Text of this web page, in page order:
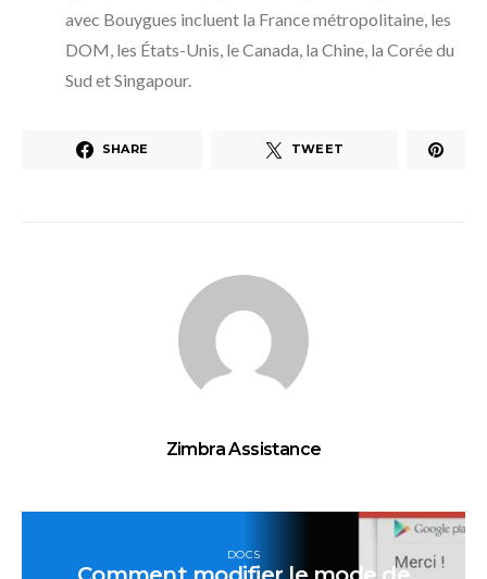
avec Bouygues incluent la France métropolitaine, les
DOM, les États-Unis, le Canada, la Chine, la Corée du
Sud et Singapour.
SHARE TWEET
Zimbra Assistance
DOCS